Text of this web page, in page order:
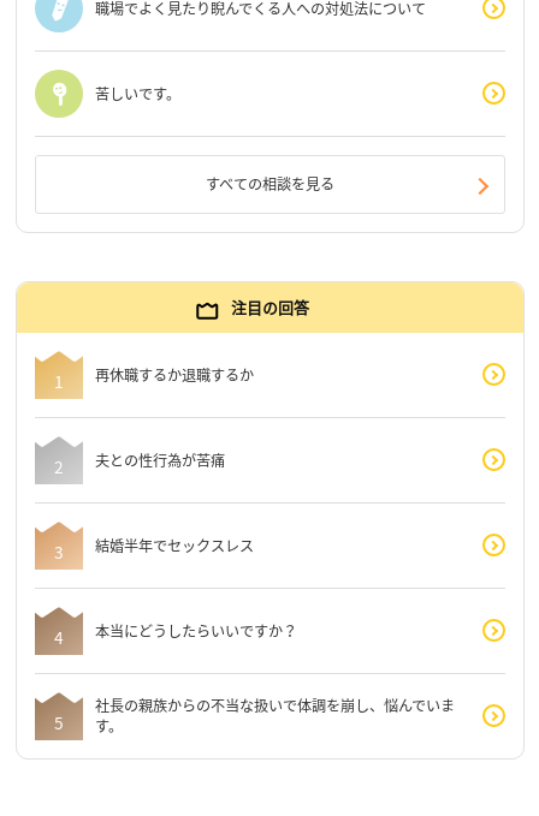
職場でよく見たり睨んでくる人への対処法について
苦しいです。
すべての相談を見る
注目の回答
再休職するか退職するか
夫との性行為が苦痛
結婚半年でセックスレス
本当にどうしたらいいですか？
社長の親族からの不当な扱いで体調を崩し、悩んでいま
す。